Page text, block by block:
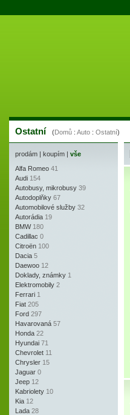
Ostatní (Domů : Auto : Ostatní)
prodám | koupím | vše
Alfa Romeo 41
Audi 154
Autobusy, mikrobusy 39
Autodoplňky 67
Automobilové služby 32
Autorádia 19
BMW 180
Cadillac 0
Citroën 100
Dacia 5
Daewoo 12
Doklady, známky 1
Elektromobily 2
Ferrari 1
Fiat 205
Ford 297
Havarovaná 57
Honda 22
Hyundai 71
Chevrolet 11
Chrysler 15
Jaguar 0
Jeep 12
Kabriolety 10
Kia 12
Lada 28